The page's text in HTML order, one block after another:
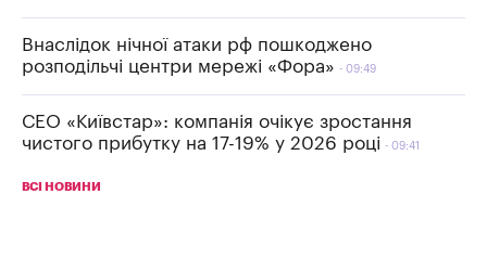
Внаслідок нічної атаки рф пошкоджено
розподільчі центри мережі «Фора»
09:49
СЕО «Київстар»: компанія очікує зростання
чистого прибутку на 17-19% у 2026 році
09:41
ВСІ НОВИНИ